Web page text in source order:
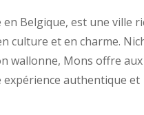
Belgique, est une ville
culture et en charme.
wallonne, Mons offre aux
authentique et